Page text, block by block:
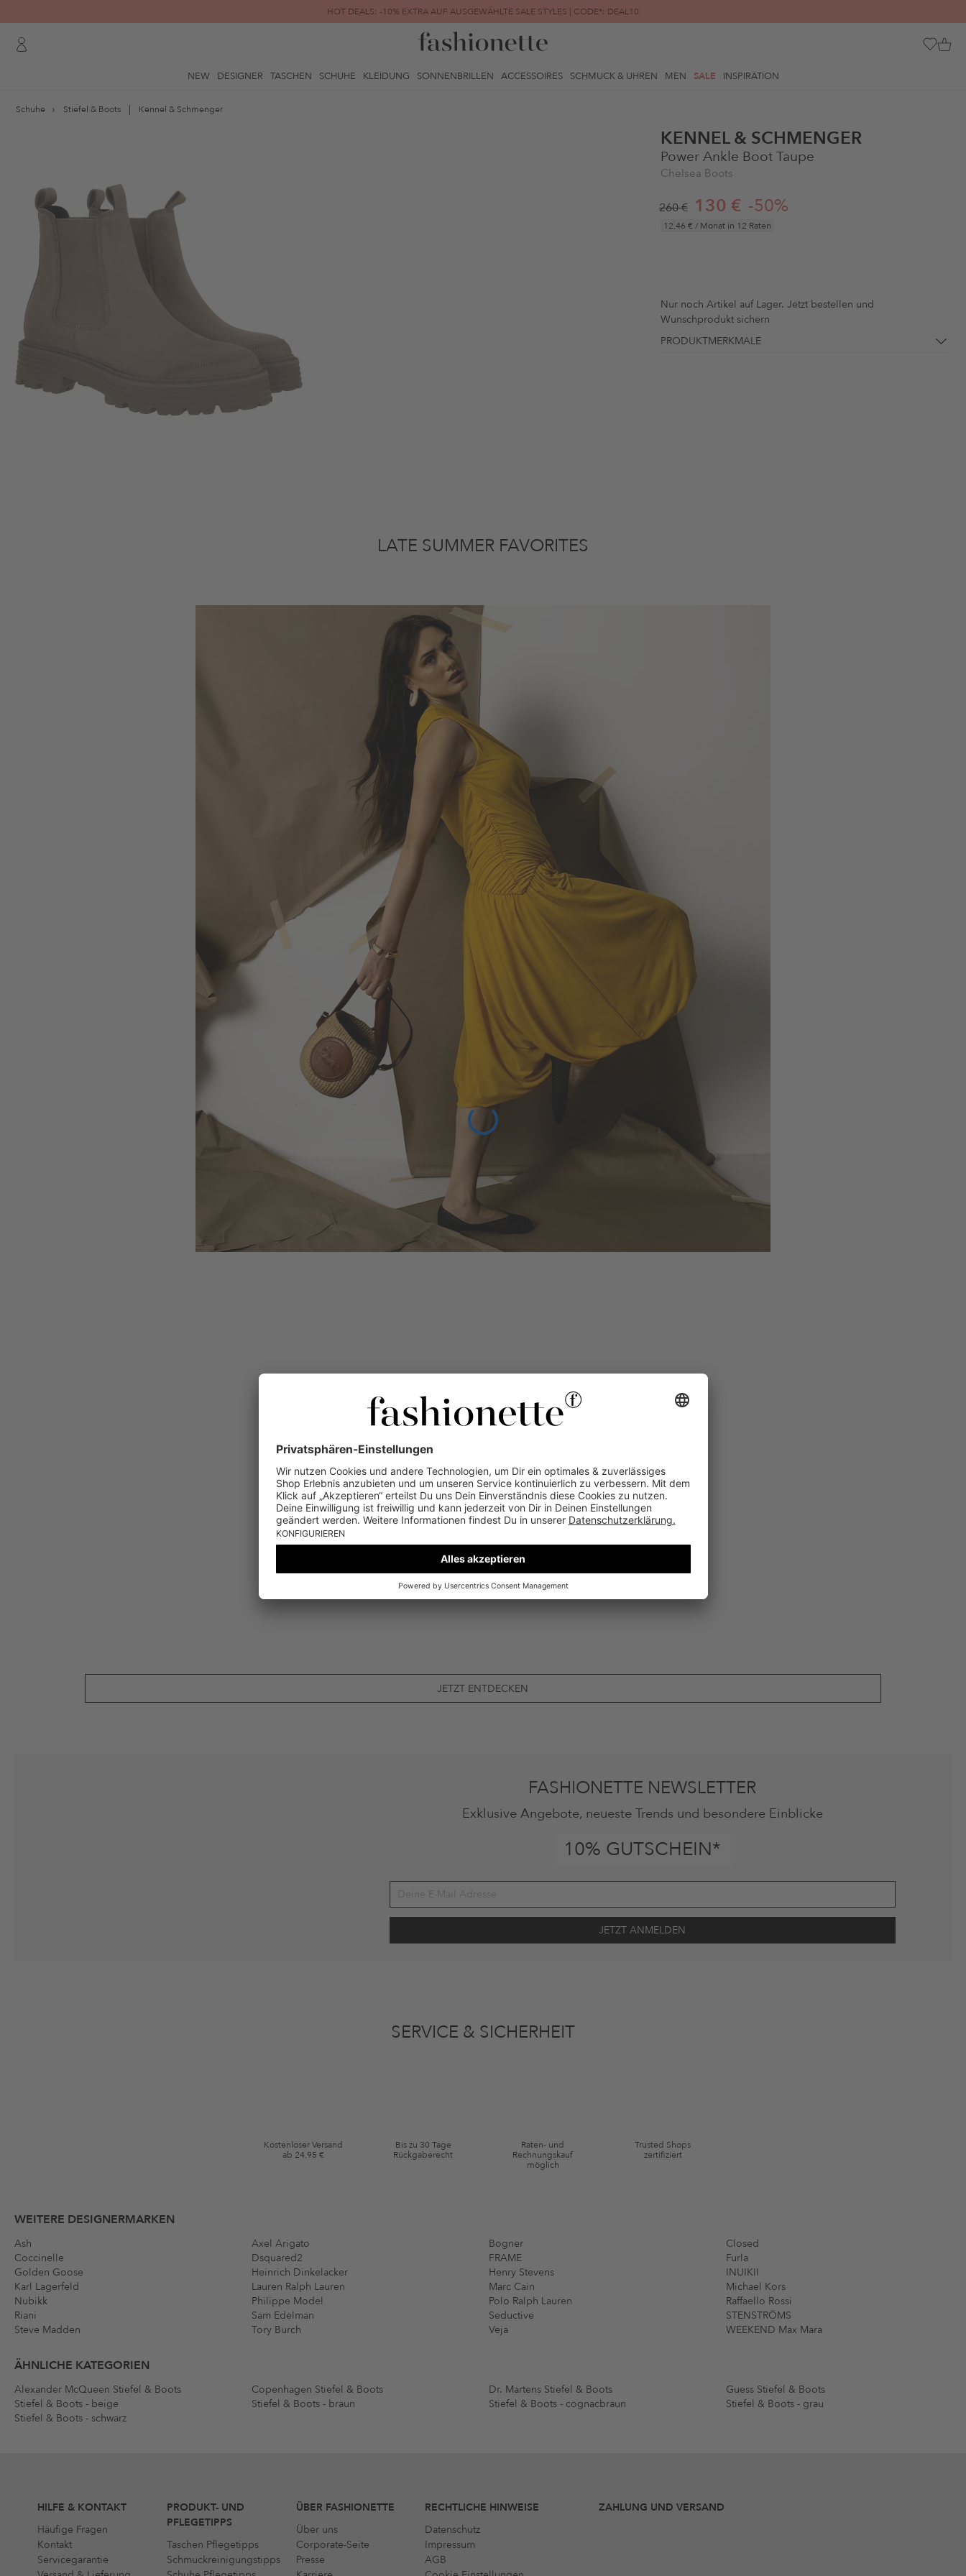
HOT DEALS: -10% EXTRA AUF AUSGEWÄHLTE SALE STYLES | CODE*: DEAL10
FINAL SALE | BIS ZU -80% REDUZIERT
NEW DESIGNER TASCHEN SCHUHE KLEIDUNG SONNENBRILLEN ACCESSOIRES SCHMUCK & UHREN MEN SALE INSPIRATION
Schuhe Stiefel & Boots Kennel & Schmenger
KENNEL & SCHMENGER
Power Ankle Boot Taupe
Chelsea Boots
260 € 130 € -50%
12,46 € / Monat in 12 Raten
Nur noch Artikel auf Lager. Jetzt bestellen und
Wunschprodukt sichern
PRODUKTMERKMALE
LATE SUMMER FAVORITES
JETZT ENTDECKEN
FASHIONETTE NEWSLETTER
Exklusive Angebote, neueste Trends und besondere Einblicke
10% GUTSCHEIN*
SERVICE & SICHERHEIT
Kostenloser Versand
ab 24,95 €
Bis zu 30 Tage
Rückgaberecht
Raten- und
Rechnungskauf
möglich
Trusted Shops
zertifiziert
WEITERE DESIGNERMARKEN
Ash Axel Arigato Bogner
Closed
Coccinelle
Dsquared2 FRAME
Furla
Golden Goose
Heinrich Dinkelacker Henry Stevens
INUIKII
Karl Lagerfeld
Lauren Ralph Lauren Marc Cain
Michael Kors
Nubikk
Philippe Model Polo Ralph Lauren
Raffaello Rossi
Riani
Sam Edelman Seductive
STENSTRÖMS
Steve Madden
Tory Burch Veja WEEKEND Max Mara
ÄHNLICHE KATEGORIEN
Alexander McQueen Stiefel & Boots Copenhagen Stiefel & Boots Dr. Martens Stiefel & Boots
Guess Stiefel & Boots
Stiefel & Boots - beige
Stiefel & Boots - braun Stiefel & Boots - cognacbraun
Stiefel & Boots - grau
Stiefel & Boots - schwarz
HILFE & KONTAKT
Häufige Fragen
Kontakt
Servicegarantie
PRODUKT- UND
PFLEGETIPPS
Taschen Pflegetipps
Schmuckreinigungstipps
ÜBER FASHIONETTE
Über uns
Corporate-Seite
Presse
RECHTLICHE HINWEISE
Datenschutz
Impressum
AGB
ZAHLUNG UND VERSAND